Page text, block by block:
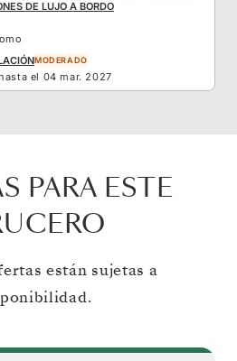
DE LUJO A BORDO
MODERADO
el 04 mar. 2027
PARA ESTE
están sujetas a